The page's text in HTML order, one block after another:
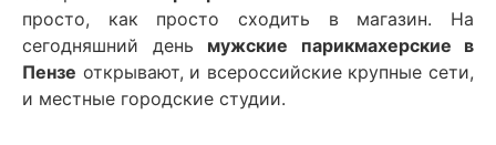
просто, как просто сходить в магазин. На
сегодняшний день мужские парикмахерские в
Пензе открывают, и всероссийские крупные сети,
и местные городские студии.